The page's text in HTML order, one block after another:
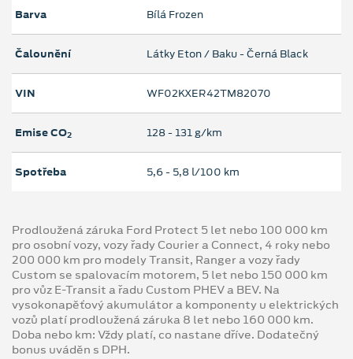
Barva Bílá Frozen
Čalounění Látky Eton / Baku - Černá Black
VIN WF02KXER42TM82070
Emise CO2 128 ‐ 131 g/km
Spotřeba 5,6 ‐ 5,8 l/100 km
Prodloužená záruka Ford Protect 5 let nebo 100 000 km
pro osobní vozy, vozy řady Courier a Connect, 4 roky nebo
200 000 km pro modely Transit, Ranger a vozy řady
Custom se spalovacím motorem, 5 let nebo 150 000 km
pro vůz E-Transit a řadu Custom PHEV a BEV. Na
vysokonapěťový akumulátor a komponenty u elektrických
vozů platí prodloužená záruka 8 let nebo 160 000 km.
Doba nebo km: Vždy platí, co nastane dříve. Dodatečný
bonus uváděn s DPH.